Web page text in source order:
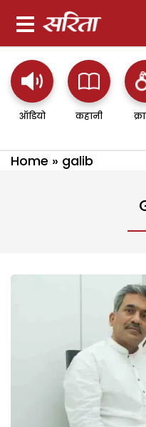
ऑडियो कहानी
Home » galib